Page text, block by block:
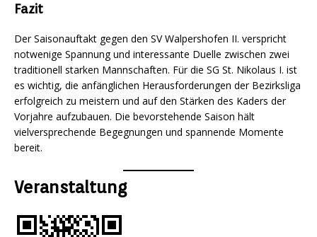
Fazit
Der Saisonauftakt gegen den SV Walpershofen II. verspricht
notwenige Spannung und interessante Duelle zwischen zwei
traditionell starken Mannschaften. Für die SG St. Nikolaus I. ist
es wichtig, die anfänglichen Herausforderungen der Bezirksliga
erfolgreich zu meistern und auf den Stärken des Kaders der
Vorjahre aufzubauen. Die bevorstehende Saison hält
vielversprechende Begegnungen und spannende Momente
bereit.
Veranstaltung